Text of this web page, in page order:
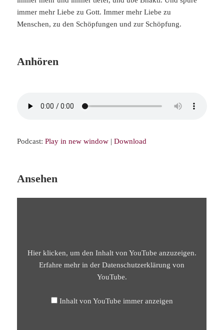
immer mehr Liebe zu Gott. Immer mehr Liebe zu
Menschen, zu den Schöpfungen und zur Schöpfung.
Anhören
Podcast:Play in new window |Download
Ansehen
GOTTESLIEBE
BHAKTI
Hier klicken, um den Inhalt von YouTube anzuzeigen.
Erfahre mehr in derDatenschutzerklärung von
YouTube.
Inhalt von YouTube immer anzeigen